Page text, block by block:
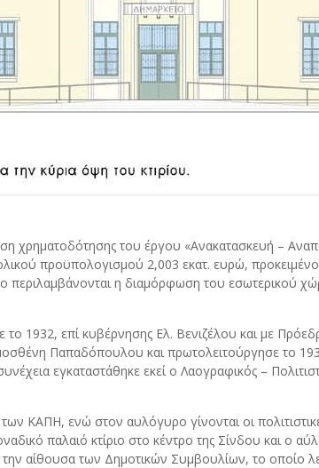
χρηματοδότησης του έργου «Ανακατασκευή –
προϋπολογισμού 2,003 εκατ. ευρώ,
περιλαμβάνονται η διαμόρφωση του εσωτερικού
1932, επί κυβέρνησης Ελ. Βενιζέλου και με
Παπαδόπουλου και πρωτολειτούργησε το
εγκαταστάθηκε εκεί ο Λαογραφικός –
ΚΑΠΗ, ενώ στον αυλόγυρο γίνονται οι
παλαιό κτίριο στο κέντρο της Σίνδου και ο
την αίθουσα των Δημοτικών Συμβουλίων, το οποίο